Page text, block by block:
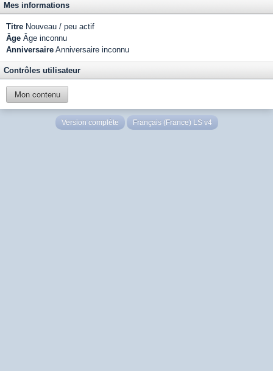
Mes informations
Titre Nouveau / peu actif
Âge Âge inconnu
Anniversaire Anniversaire inconnu
Contrôles utilisateur
Mon contenu
Version complète Français (France) LS v4